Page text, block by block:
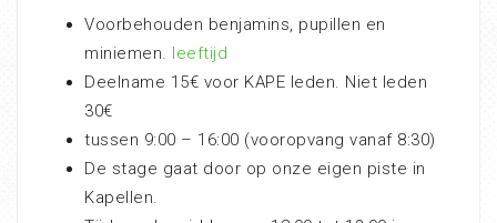
Voorbehouden benjamins, pupillen en
miniemen. leeftijd
Deelname 15€ voor KAPE leden. Niet leden
30€
tussen 9:00 – 16:00 (vooropvang vanaf 8:30)
De stage gaat door op onze eigen piste in
Kapellen.